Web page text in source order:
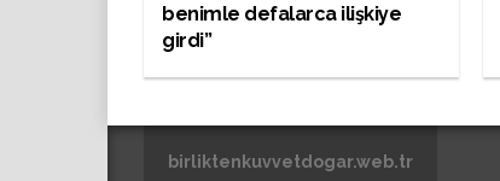
benimle defalarca ilişkiye
girdi”
birliktenkuvvetdogar.web.tr